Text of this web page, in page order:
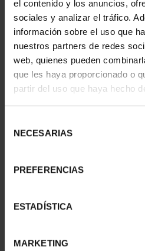
el contenido y los anuncios,
sociales y analizar el tráfico.
información sobre el uso que
nuestros partners de redes
web, quienes pueden
que les haya proporcionado o
partir del uso que haya hecho
NECESARIAS
PREFERENCIAS
ESTADÍSTICA
MARKETING
16,94 €
ALCÁZAR DE SEGOVIA